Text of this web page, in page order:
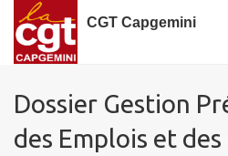
CGT Capgemini
Dossier Gestion
des Emplois et